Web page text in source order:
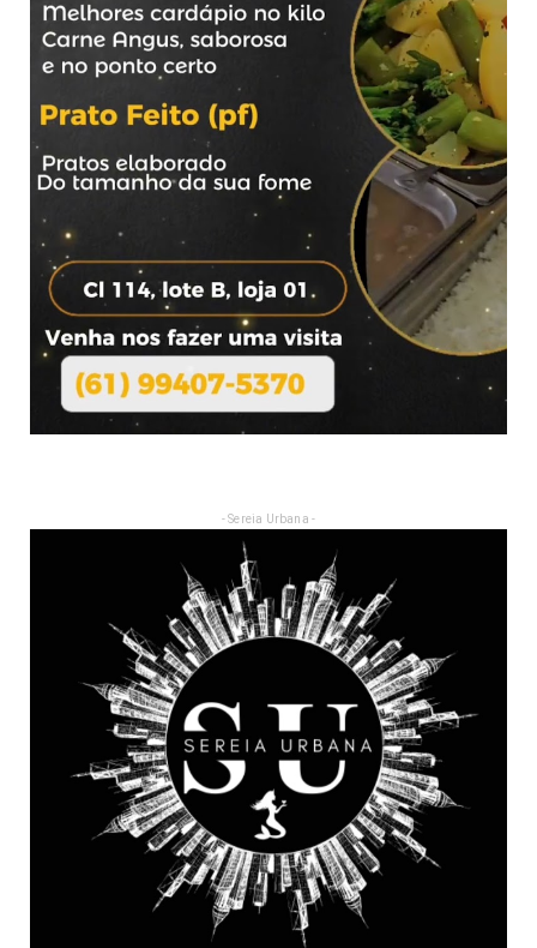
- Sereia Urbana -